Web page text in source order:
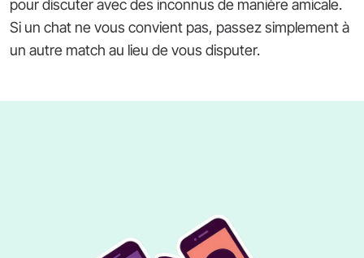
pour discuter avec des inconnus de manière amicale.
Si un chat ne vous convient pas, passez simplement à
un autre match au lieu de vous disputer.